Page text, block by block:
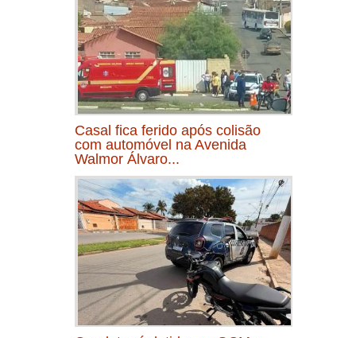
Casal fica ferido após colisão
com automóvel na Avenida
Walmor Álvaro...